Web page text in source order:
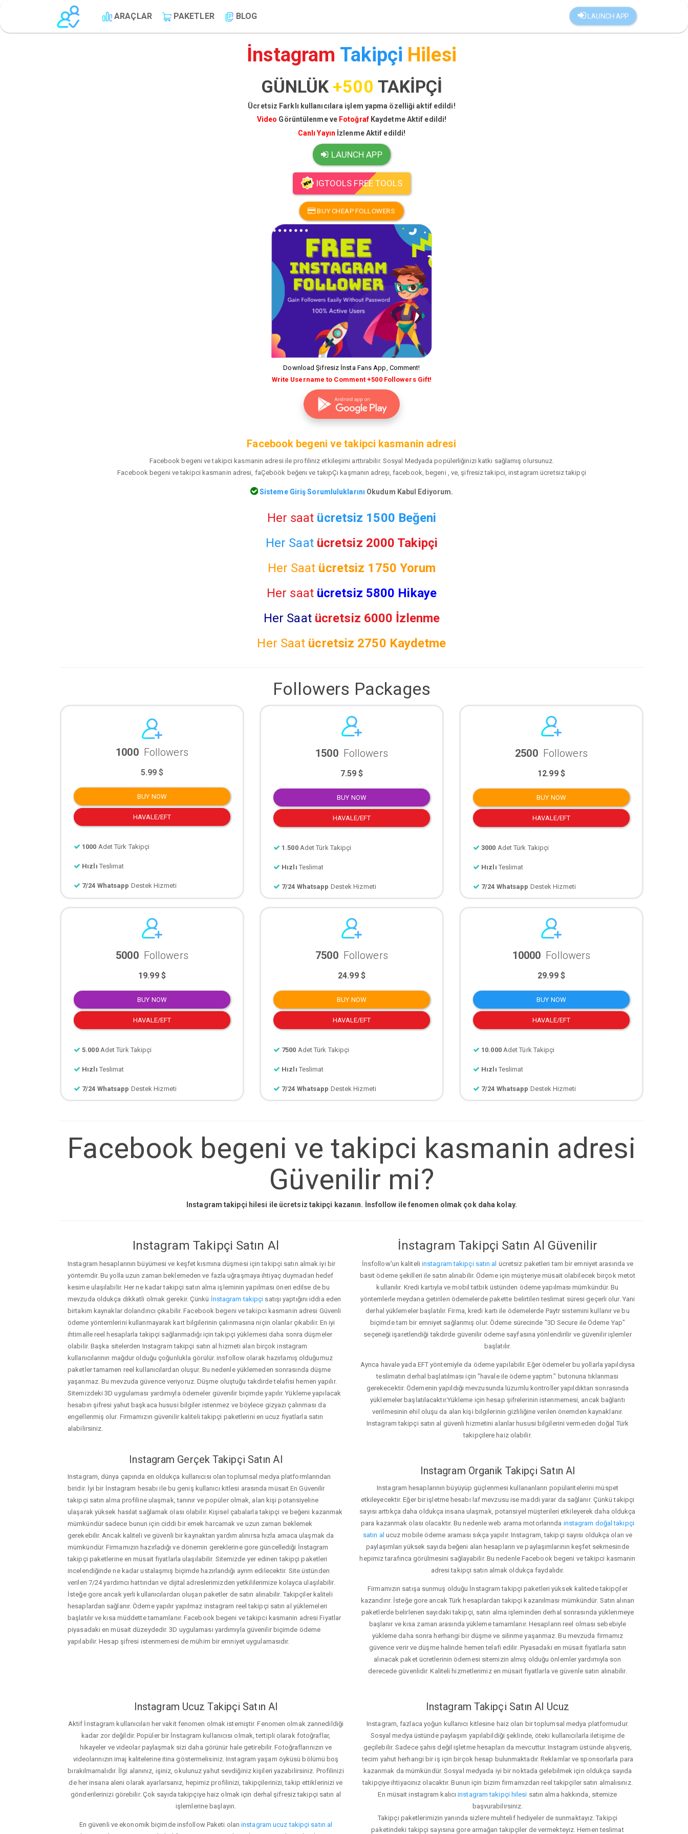
LAUNCH APP
ARAÇLAR PAKETLER BLOG
İnstagram Takipçi Hilesi
GÜNLÜK +500 TAKİPÇİ
Ücretsiz Farklı kullanıcılara işlem yapma özelliği aktif edildi!
Video Görüntülenme ve Fotoğraf Kaydetme Aktif edildi!
Canlı Yayın İzlenme Aktif edildi!
LAUNCH APP
IGTOOLS FREE TOOLS
BUY CHEAP FOLLOWERS
Download Şifresiz İnsta Fans App, Comment!
Write Username to Comment +500 Followers Gift!
Facebook begeni ve takipci kasmanin adresi
Facebook begeni ve takipci kasmanin adresi ile profiliniz etkileşimi arttırabilir. Sosyal Medyada popülerliğinizi katkı sağlamış olursunuz.
Facebook begeni ve takipci kasmanin adresi, faÇeböök beğenı ve takıpÇı kaşmanın adreşı, facebook, begeni , ve, şifresiz takipci, instagram ücretsiz takipçi
Sisteme Giriş Sorumluluklarını Okudum Kabul Ediyorum.
Her saat ücretsiz 1500 Beğeni
Her Saat ücretsiz 2000 Takipçi
Her Saat ücretsiz 1750 Yorum
Her saat ücretsiz 5800 Hikaye
Her Saat ücretsiz 6000 İzlenme
Her Saat ücretsiz 2750 Kaydetme
Followers Packages
1000 Followers
5.99 $
BUY NOW
HAVALE/EFT
1000 Adet Türk Takipçi
Hızlı Teslimat
7/24 Whatsapp Destek Hizmeti
1500 Followers
7.59 $
BUY NOW
HAVALE/EFT
1.500 Adet Türk Takipçi
Hızlı Teslimat
7/24 Whatsapp Destek Hizmeti
2500 Followers
12.99 $
BUY NOW
HAVALE/EFT
3000 Adet Türk Takipçi
Hızlı Teslimat
7/24 Whatsapp Destek Hizmeti
5000 Followers
19.99 $
BUY NOW
HAVALE/EFT
5.000 Adet Türk Takipçi
Hızlı Teslimat
7/24 Whatsapp Destek Hizmeti
7500 Followers
24.99 $
BUY NOW
HAVALE/EFT
7500 Adet Türk Takipçi
Hızlı Teslimat
7/24 Whatsapp Destek Hizmeti
10000 Followers
29.99 $
BUY NOW
HAVALE/EFT
10.000 Adet Türk Takipçi
Hızlı Teslimat
7/24 Whatsapp Destek Hizmeti
Facebook begeni ve takipci kasmanin adresi
Güvenilir mi?
Instagram takipçi hilesi ile ücretsiz takipçi kazanın. İnsfollow ile fenomen olmak çok daha kolay.
Instagram Takipçi Satın Al
Instagram hesaplarının büyümesi ve keşfet kısmına düşmesi için takipçi satın almak iyi bir
yöntemdir. Bu yolla uzun zaman beklemeden ve fazla uğraşmaya ihtiyaç duymadan hedef
kesime ulaşılabilir. Her ne kadar takipçi satın alma işleminin yapılması öneri edilse de bu
mevzuda oldukça dikkatli olmak gerekir. Çünkü İnstagram takipçi satışı yaptığını iddia eden
birtakım kaynaklar dolandırıcı çıkabilir. Facebook begeni ve takipci kasmanin adresi Güvenli
ödeme yöntemlerini kullanmayarak kart bilgilerinin çalınmasına niçin olanlar çıkabilir. En iyi
ihtimalle reel hesaplarla takipçi sağlanmadığı için takipçi yüklemesi daha sonra düşmeler
olabilir. Başka sitelerden Instagram takipçi satın al hizmeti alan birçok instagram
kullanıcılarının mağdur olduğu çoğunlukla görülür. insfollow olarak hazırlamış olduğumuz
paketler tamamen reel kullanıcılardan oluşur. Bu nedenle yüklemeden sonrasında düşme
yaşanmaz. Bu mevzuda güvence veriyoruz. Düşme oluştuğu takdirde telafisi hemen yapılır.
Sitemizdeki 3D uygulaması yardımıyla ödemeler güvenilir biçimde yapılır. Yükleme yapılacak
hesabın şifresi yahut başkaca hususi bilgiler istenmez ve böylece gizyazı çalınması da
engellenmiş olur. Firmamızın güvenilir kaliteli takipçi paketlerini en ucuz fiyatlarla satın
alabilirsiniz.
İnstagram Takipçi Satın Al Güvenilir
İnsfollow'un kaliteli instagram takipçi satın al ücretsiz paketleri tam bir emniyet arasında ve
basit ödeme şekilleri ile satın alınabilir. Ödeme için müşteriye müsait olabilecek birçok metot
kullanılır. Kredi kartıyla ve mobil tatbik üstünden ödeme yapılması mümkündür. Bu
yöntemlerle meydana getirilen ödemelerde pakette belirtilen teslimat süresi geçerli olur. Yani
derhal yüklemeler başlatılır. Firma, kredi kartı ile ödemelerde Paytr sistemini kullanır ve bu
biçimde tam bir emniyet sağlanmış olur. Ödeme sürecinde "3D Secure ile Ödeme Yap"
seçeneği işaretlendiği takdirde güvenilir ödeme sayfasına yönlendirilir ve güvenilir işlemler
başlatılır.
Ayrıca havale yada EFT yöntemiyle da ödeme yapılabilir. Eğer ödemeler bu yollarla yapıldıysa
teslimatın derhal başlatılması için "havale ile ödeme yaptım." butonuna tıklanması
gerekecektir. Ödemenin yapıldığı mevzusunda lüzumlu kontroller yapıldıktan sonrasında
yüklemeler başlatılacaktır.Yükleme için hesap şifrelerinin istenmemesi, ancak bağlantı
verilmesinin ehil oluşu da alan kişi bilgilerinin gizliliğine verilen önemden kaynaklanır.
Instagram takipçi satın al güvenli hizmetini alanlar hususi bilgilerini vermeden doğal Türk
takipçilere haiz olabilir.
Instagram Gerçek Takipçi Satın Al
Instagram, dünya çapında en oldukça kullanıcısı olan toplumsal medya platformlarından
biridir. İyi bir İnstagram hesabı ile bu geniş kullanıcı kitlesi arasında müsait En Güvenilir
takipçi satın alma profiline ulaşmak, tanınır ve popüler olmak, alan kişi potansiyeline
ulaşarak yüksek hasılat sağlamak olası olabilir. Kişisel çabalarla takipçi ve beğeni kazanmak
mümkündür sadece bunun için ciddi bir emek harcamak ve uzun zaman beklemek
gerekebilir. Ancak kaliteli ve güvenli bir kaynaktan yardım alınırsa hızla amaca ulaşmak da
mümkündür. Firmamızın hazırladığı ve dönemin gereklerine gore güncellediği İnstagram
takipçi paketlerine en müsait fiyatlarla ulaşılabilir. Sitemizde yer edinen takipçi paketleri
incelendiğinde ne kadar ustalaşmış biçimde hazırlandığı ayrım edilecektir. Site üstünden
verilen 7/24 yardımcı hattından ve dijital adreslerimizden yetkililerimize kolayca ulaşılabilir.
İsteğe gore ancak yerli kullanıcılardan oluşan paketler de satın alınabilir. Takipçiler kaliteli
hesaplardan sağlanır. Ödeme yapılır yapılmaz instagram reel takipçi satın al yüklemeleri
başlatılır ve kısa müddette tamamlanır. Facebook begeni ve takipci kasmanin adresi Fiyatlar
piyasadaki en müsait düzeydedir. 3D uygulaması yardımıyla güvenilir biçimde ödeme
yapılabilir. Hesap şifresi istenmemesi de mühim bir emniyet uygulamasıdır.
Instagram Organik Takipçi Satın Al
Instagram hesaplarının büyüyüp güçlenmesi kullananların popülaritelerini müspet
etkileyecektir. Eğer bir işletme hesabı laf mevzusu ise maddi yarar da sağlanır. Çünkü takipçi
sayısı arttıkça daha oldukça insana ulaşmak, potansiyel müşterileri etkileyerek daha oldukça
para kazanmak olası olacaktır. Bu nedenle web arama motorlarında instagram doğal takipçi
satın al ucuz mobile ödeme araması sıkça yapılır. Instagram, takipçi sayısı oldukça olan ve
paylaşımları yüksek sayıda beğeni alan hesapların ve paylaşımlarının keşfet sekmesinde
hepimiz tarafınca görülmesini sağlayabilir. Bu nedenle Facebook begeni ve takipci kasmanin
adresi takipçi satın almak oldukça faydalıdır.
Firmamızın satışa sunmuş olduğu İnstagram takipçi paketleri yüksek kalitede takipçiler
kazandırır. İsteğe gore ancak Türk hesaplardan takipçi kazanılması mümkündür. Satın alınan
paketlerde belirlenen sayıdaki takipçi, satın alma işleminden derhal sonrasında yüklenmeye
başlanır ve kısa zaman arasında yükleme tamamlanır. Hesapların reel olması sebebiyle
yükleme daha sonra herhangi bir düşme ve silinme yaşanmaz. Bu mevzuda firmamız
güvence verir ve düşme halinde hemen telafi edilir. Piyasadaki en müsait fiyatlarla satın
alınacak paket ücretlerinin ödemesi sitemizin almış olduğu önlemler yardımıyla son
derecede güvenlidir. Kaliteli hizmetlerimiz en müsait fiyatlarla ve güvenle satın alınabilir.
Instagram Ucuz Takipçi Satın Al
Aktif İnstagram kullanıcıları her vakit fenomen olmak istemiştir. Fenomen olmak zannedildiği
kadar zor değildir. Popüler bir İnstagram kullanıcısı olmak, tertipli olarak fotoğraflar,
hikayeler ve videolar paylaşmak sizi daha görünür hale getirebilir. Fotoğraflarınızın ve
videolarınızın imaj kalitelerine itina göstermelisiniz. Instagram yaşam öyküsü bölümü boş
bırakılmamalıdır. İlgi alanınız, işiniz, okulunuz yahut sevdiğiniz kişileri yazabilirsiniz. Profilinizi
de her insana aleni olarak ayarlarsanız, hepimiz profilinizi, takipçilerinizi, takip ettiklerinizi ve
gönderilerinizi görebilir. Çok sayıda takipçiye haiz olmak için derhal şifresiz takipçi satın al
işlemlerine başlayın.
En güvenli ve ekonomik biçimde insfollow Paketi olaninstagram ucuz takipçi satın al
Instagram Takipçi Satın Al Ucuz
Instagram, fazlaca yoğun kullanıcı kitlesine haiz olan bir toplumsal medya platformudur.
Sosyal medya üstünde paylaşım yapılabildiği şeklinde, öteki kullanıcılarla iletişime de
geçilebilir. Sadece şahıs değil işletme hesapları da mevcuttur. Instagram üstünde alışveriş,
tecim yahut herhangi bir iş için birçok hesap bulunmaktadır. Reklamlar ve sponsorlarla para
kazanmak da mümkündür. Sosyal medyada iyi bir noktada gelebilmek için oldukça sayıda
takipçiye ihtiyacınız olacaktır. Bunun için bizim firmamızdan reel takipçiler satın almalısınız.
En müsait instagram kalıcıinstagram takipçi hilesi satın alma hakkında, sitemize
başvurabilirsiniz.
Takipçi paketlerimizin yanında sizlere muhtelif hediyeler de sunmaktayız. Takipçi
paketindeki takipçi sayısına gore armağan takipçiler de vermekteyiz. Hemen teslimat